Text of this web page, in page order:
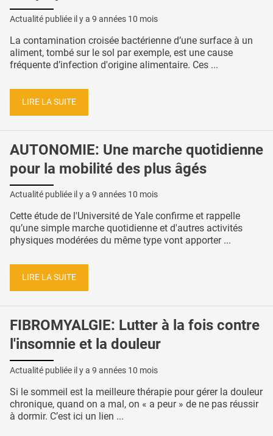
Actualité publiée il y a 9 années 10 mois
La contamination croisée bactérienne d’une surface à un
aliment, tombé sur le sol par exemple, est une cause
fréquente d’infection d'origine alimentaire. Ces ...
LIRE LA SUITE
AUTONOMIE: Une marche quotidienne
pour la mobilité des plus âgés
Actualité publiée il y a 9 années 10 mois
Cette étude de l'Université de Yale confirme et rappelle
qu’une simple marche quotidienne et d'autres activités
physiques modérées du même type vont apporter ...
LIRE LA SUITE
FIBROMYALGIE: Lutter à la fois contre
l'insomnie et la douleur
Actualité publiée il y a 9 années 10 mois
Si le sommeil est la meilleure thérapie pour gérer la douleur
chronique, quand on a mal, on « a peur » de ne pas réussir
à dormir. C’est ici un lien ...